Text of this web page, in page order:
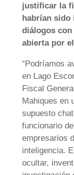
justificar la
habrían sido
diálogos
abierta por
“Podríamos
en Lago
Fiscal
Mahiques en
supuesto
funcionario
empresarios
inteligencia.
ocultar,